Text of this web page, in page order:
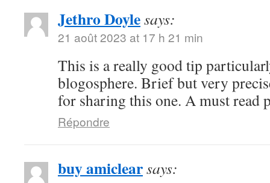
Jethro Doylesays:
21 août 2023 at 17 h 21 min
This is a really good tip
blogosphere. Brief but very
for sharing this one. A must read
Répondre
buy amiclearsays: